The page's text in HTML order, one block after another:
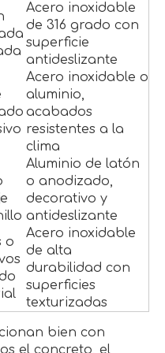
Acero inoxidable
de 316 grado con
superficie
antideslizante
Acero inoxidable o
aluminio,
acabados
resistentes a la
clima
Aluminio de latón
o anodizado,
decorativo y
antideslizante
o
Acero inoxidable
de alta
durabilidad con
superficies
texturizadas
bien con
el concreto, el